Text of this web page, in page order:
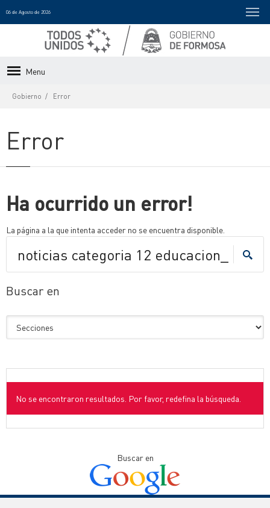
06 de Agosto de 2026
Menu
Gobierno Error
Error
Ha ocurrido un error!
La página a la que intenta acceder no se encuentra disponible.
Buscar en
No se encontraron resultados. Por favor, redefina la búsqueda.
Buscar en